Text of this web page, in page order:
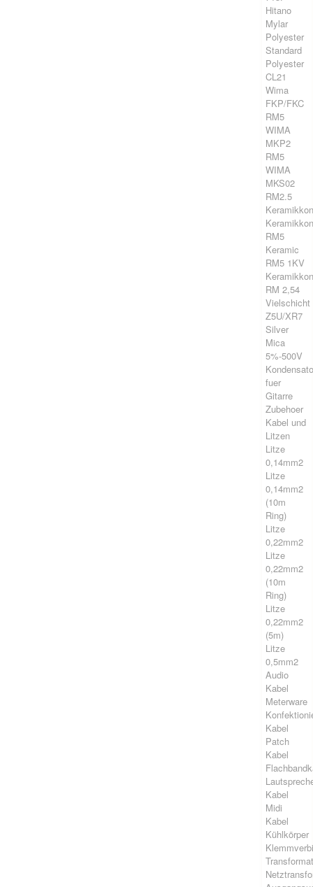
Hitano
Mylar
Polyester
Standard
Polyester
CL21
Wima
FKP/FKC
RM5
WIMA
MKP2
RM5
WIMA
MKS02
RM2.5
RM5
Keramic
RM5 1KV
RM 2,54
Vielschicht
Z5U/XR7
Silver
Mica
5%-500V
fuer
Gitarre
Zubehoer
Kabel und
Litzen
Litze
0,14mm2
Litze
0,14mm2
(10m
Ring)
Litze
0,22mm2
Litze
0,22mm2
(10m
Ring)
Litze
0,22mm2
(5m)
Litze
0,5mm2
Audio
Kabel
Meterware
Kabel
Patch
Kabel
Kabel
Midi
Kabel
Kühlkörper